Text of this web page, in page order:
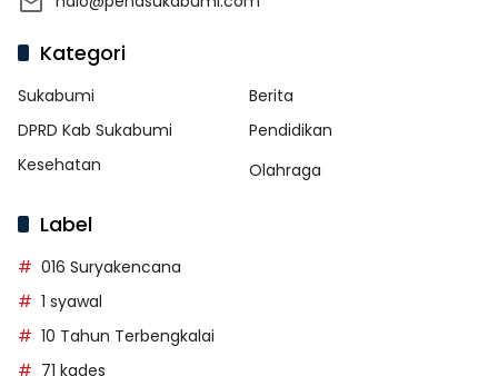
Kategori
Sukabumi
Berita
DPRD Kab Sukabumi
Pendidikan
Kesehatan
Olahraga
Label
016 Suryakencana
1 syawal
10 Tahun Terbengkalai
71 kades